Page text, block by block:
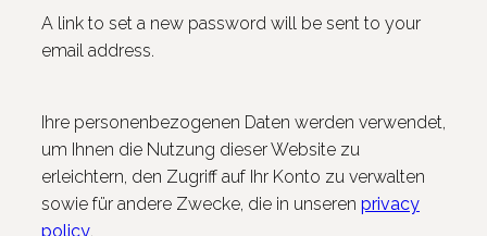
A link to set a new password will be sent to your
email address.
Ihre personenbezogenen Daten werden verwendet,
um Ihnen die Nutzung dieser Website zu
erleichtern, den Zugriff auf Ihr Konto zu verwalten
sowie für andere Zwecke, die in unseren privacy
policy.